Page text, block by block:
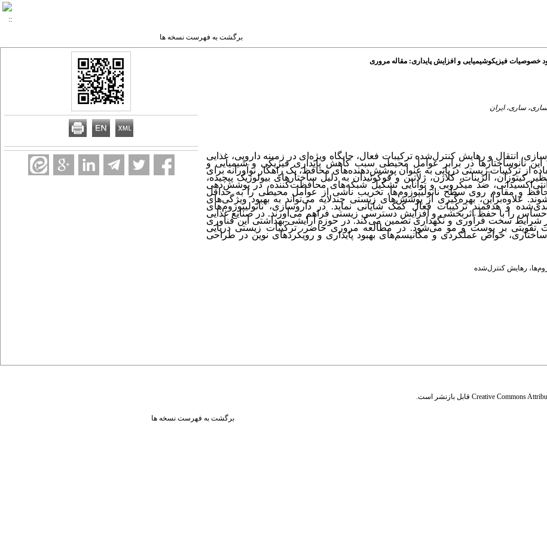
برگشت به فهرست نسخه ها
خصوصیات فیزیکوشیمیایی و افزایش پایداری: مقاله مروری
انتقال و رهایش کنترل‌شده ترکیبات فعال، جایگاه ویژه‌ای در زمینه‌ دارویی، غذایی
نانوساختارها در برابر عوامل محیطی سبب کاهش پایداری فیزیکی و شیمیایی و
از ترکیبات زیستی دریایی به عنوان پوشش‌دهنده‌های محافظ، یک راهکار نوآورانه برای
کیتوزان، آلژینات، کلاژن، ژلاتین و فوکوئیدان به دلیل ساختارهای بیولوژیک پیچیده،
ضد میکروبی و توانایی تشکیل شبکه‌های محافظت‌کننده، در پوشش‌دهی
محافظ و مقاوم روی سطح نانولیپوزوم‌ها، تخریب ناشی از عوامل محیطی را به حداقل
علاوه‌براین، بهره‌گیری از پوشش‌های زیستی چندلایه می‌تواند به بهبود ویژگی‌های
و هدفمند ترکیبات فعال کمک شایانی نماید. در داروسازی، نانولیپوزوم‌های
حساس را با حفظ اثربخشی و افزایش دسترسی زیستی فراهم می‌آورند. در صنایع غذایی
در شرایط سخت فرآوری و نگهداری تضمین می‌کند. در حوزه آرایشی-بهداشتی این فناوری
تقویتی بر پوست و مو می‌شود. در مطالعه مروری حاضر، ترکیبات زیستی دریایی
خواص عملکردی و مکانیسم‌های بهبود پایداری و رویکردهای نوین در طراحی
، رهایش کنترل‌شده
Creative Commons قابل بازنشر است.
برگشت به فهرست نسخه ها